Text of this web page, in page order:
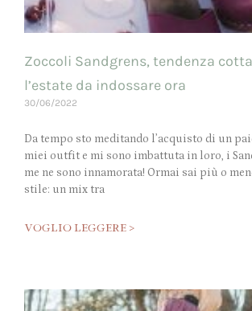
Zoccoli Sandgrens, tendenza
l’estate da indossare ora
30/06/2022
Da tempo sto meditando l’acquisto di un
miei outfit e mi sono imbattuta in loro, i
me ne sono innamorata! Ormai sai più o
stile: un mix tra
VOGLIO LEGGERE >